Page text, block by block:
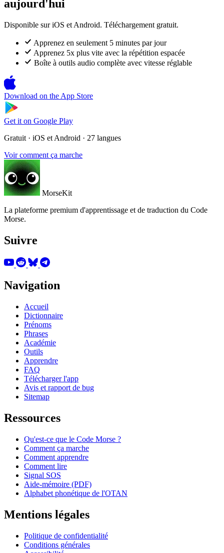
aujourd'hui
Disponible sur iOS et Android. Téléchargement gratuit.
Apprenez en seulement 5 minutes par jour
Apprenez 5x plus vite avec la répétition espacée
Boîte à outils audio complète avec vitesse réglable
Download on the App Store
Get it on Google Play
Gratuit · iOS et Android · 27 langues
Voir comment ça marche
MorseKit
La plateforme premium d'apprentissage et de traduction du Code
Morse.
Suivre
Navigation
Accueil
Dictionnaire
Prénoms
Phrases
Académie
Outils
Apprendre
FAQ
Télécharger l'app
Avis et rapport de bug
Sitemap
Ressources
Qu'est-ce que le Code Morse ?
Comment ça marche
Comment apprendre
Comment lire
Signal SOS
Aide-mémoire (PDF)
Alphabet phonétique de l'OTAN
Mentions légales
Politique de confidentialité
Conditions générales